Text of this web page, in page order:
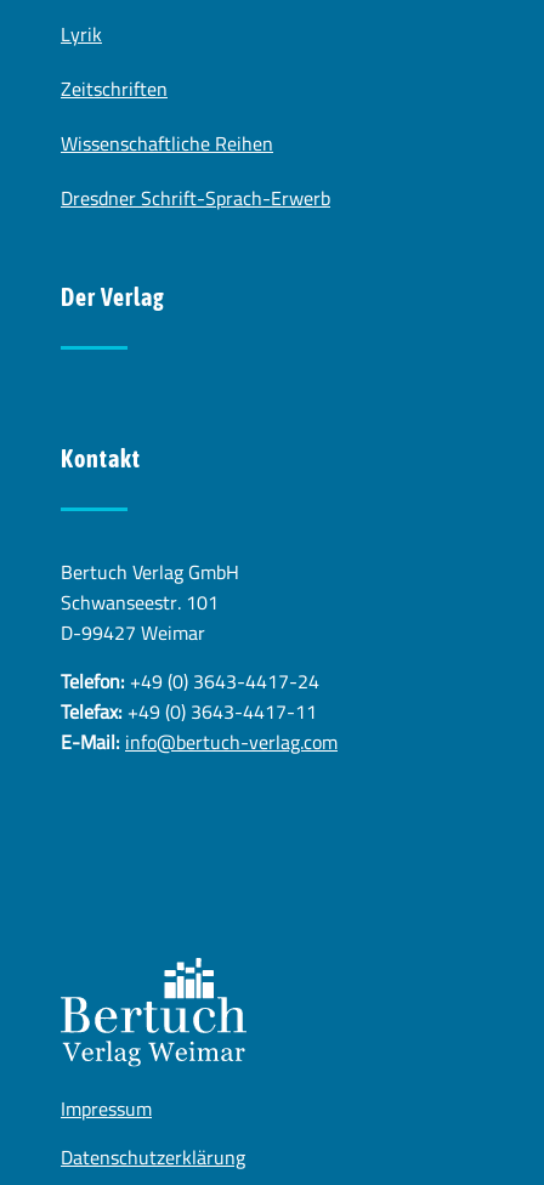
Lyrik
Zeitschriften
Wissenschaftliche Reihen
Dresdner Schrift-Sprach-Erwerb
Der Verlag
Kontakt
Bertuch Verlag GmbH
Schwanseestr. 101
D-99427 Weimar
Telefon:+49 (0) 3643-4417-24
Telefax:+49 (0) 3643-4417-11
E-Mail:info@bertuch-verlag.com
Impressum
Datenschutzerklärung